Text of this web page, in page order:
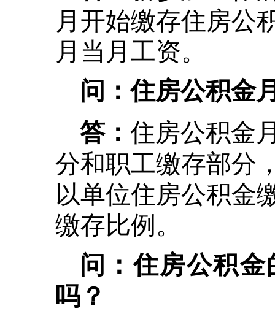
月开始缴存住房公
月当月工资。
问：住房公积金
答：住房公积金
分和职工缴存部分
以单位住房公积金
缴存比例。
问：住房公积
吗？